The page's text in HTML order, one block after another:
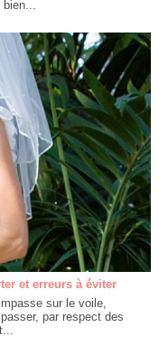
bien...
et erreurs à éviter
sur le voile,
par respect des